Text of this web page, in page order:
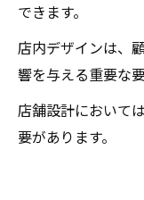
できます。
店内デザインは、
響を与える重要な要
店舗設計において
要があります。